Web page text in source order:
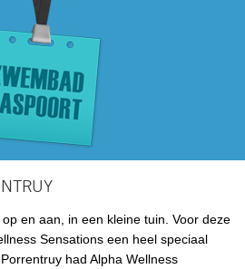
en aan, in een kleine tuin. Voor deze
Sensations een heel speciaal
had Alpha Wellness